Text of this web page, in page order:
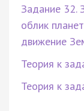
Задание 32.
облик
движение
Теория к
Теория к